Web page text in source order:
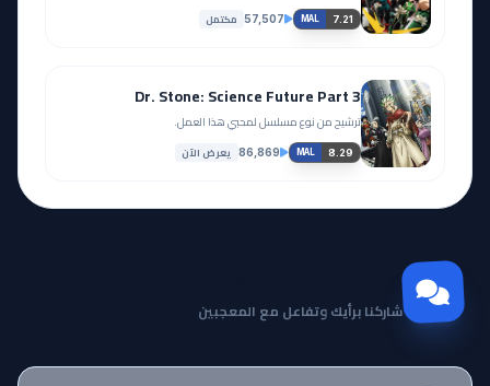
MAL 7.21
57,507 مكتمل
Dr. Stone: Science Future Part 3
ترشيح من نوع مسلسل لمحبي هذا العمل.
MAL 8.29
86,869 يعرض الآن
مجتمع Otanyuu
شاركنا برأيك وتفاعل مع المعجبين